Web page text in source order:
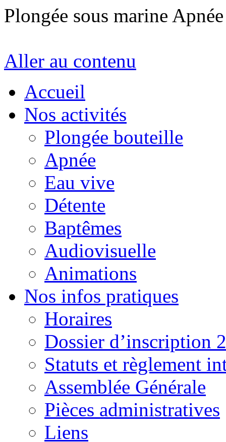
Plongée sous marine
Aller au contenu
Accueil
Nos activités
Plongée bouteille
Apnée
Eau vive
Détente
Baptêmes
Audiovisuelle
Animations
Nos infos pratiques
Horaires
Dossier d’inscription
Statuts et règlement
Assemblée Générale
Pièces administratives
Liens